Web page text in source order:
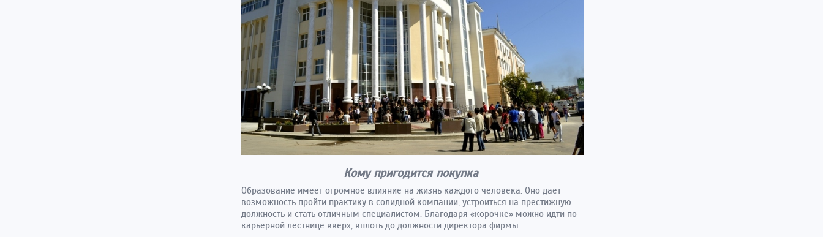
Кому пригодится покупка
Образование имеет огромное влияние на жизнь каждого человека. Оно дает
возможность пройти практику в солидной компании, устроиться на престижную
должность и стать отличным специалистом. Благодаря «корочке» можно идти по
карьерной лестнице вверх, вплоть до должности директора фирмы.